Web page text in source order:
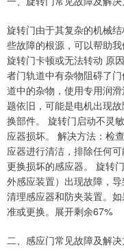
旋转门由于其复杂的机械
些故障的根源，可以帮助我
旋转门卡顿或无法转动 原
者门轨道中有杂物阻碍了
道中的杂物，使用专用润
题依旧，可能是电机出现
换部件。 旋转门启动不灵
应器损坏。 解决方法：检
应器进行清洁，排除任何
更换损坏的感应器。 旋转
外感应装置）出现故障，
清理感应器和防夹装置。
准或更换。展开剩余67%
二、感应门常见故障及解决